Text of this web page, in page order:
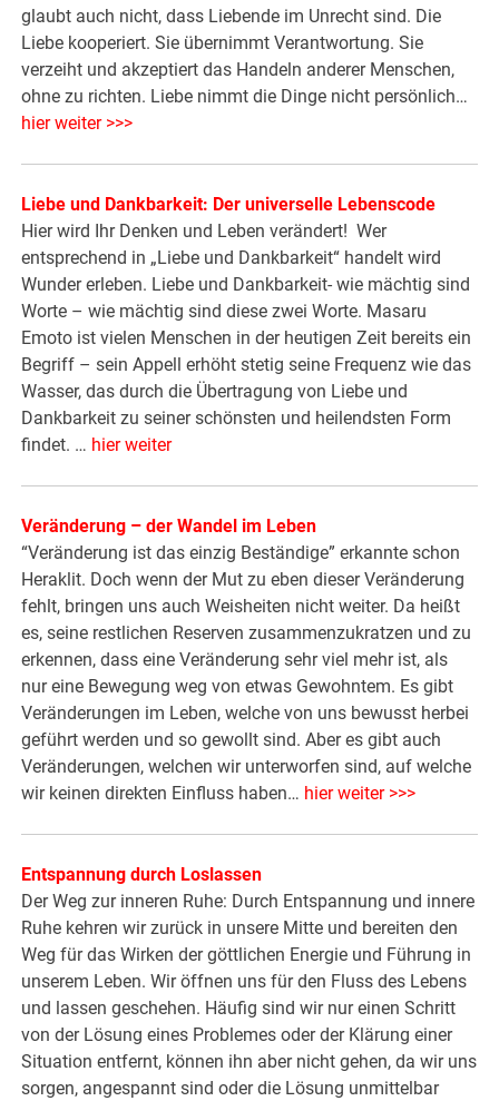
glaubt auch nicht, dass Liebende im Unrecht sind. Die
Liebe kooperiert. Sie übernimmt Verantwortung. Sie
verzeiht und akzeptiert das Handeln anderer Menschen,
ohne zu richten. Liebe nimmt die Dinge nicht persönlich…
hier weiter >>>
Liebe und Dankbarkeit: Der universelle Lebenscode
Hier wird Ihr Denken und Leben verändert! Wer
entsprechend in „Liebe und Dankbarkeit“ handelt wird
Wunder erleben. Liebe und Dankbarkeit- wie mächtig sind
Worte – wie mächtig sind diese zwei Worte. Masaru
Emoto ist vielen Menschen in der heutigen Zeit bereits ein
Begriff – sein Appell erhöht stetig seine Frequenz wie das
Wasser, das durch die Übertragung von Liebe und
Dankbarkeit zu seiner schönsten und heilendsten Form
findet. … hier weiter
Veränderung – der Wandel im Leben
“Veränderung ist das einzig Beständige” erkannte schon
Heraklit. Doch wenn der Mut zu eben dieser Veränderung
fehlt, bringen uns auch Weisheiten nicht weiter. Da heißt
es, seine restlichen Reserven zusammenzukratzen und zu
erkennen, dass eine Veränderung sehr viel mehr ist, als
nur eine Bewegung weg von etwas Gewohntem. Es gibt
Veränderungen im Leben, welche von uns bewusst herbei
geführt werden und so gewollt sind. Aber es gibt auch
Veränderungen, welchen wir unterworfen sind, auf welche
wir keinen direkten Einfluss haben… hier weiter >>>
Entspannung durch Loslassen
Der Weg zur inneren Ruhe: Durch Entspannung und innere
Ruhe kehren wir zurück in unsere Mitte und bereiten den
Weg für das Wirken der göttlichen Energie und Führung in
unserem Leben. Wir öffnen uns für den Fluss des Lebens
und lassen geschehen. Häufig sind wir nur einen Schritt
von der Lösung eines Problemes oder der Klärung einer
Situation entfernt, können ihn aber nicht gehen, da wir uns
sorgen, angespannt sind oder die Lösung unmittelbar